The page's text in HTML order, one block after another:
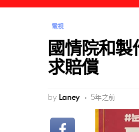
電視
國情院和
求賠償
by Laney 5年之前